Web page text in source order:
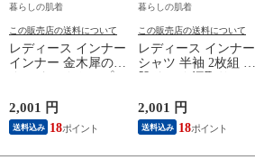
暮らしの肌着
この販売店の送料について
レディース インナー
インナー 金木犀のめ
っとり 保湿 ストレ
ッチ ボタニカル タ
ンクトップ 秋冬 お
2,001 円
送料込み 18
暮らしの肌着
この販売店の送料について
レディース インナー
シャツ 半袖 2枚組 素
り インナーシャツ
パッド付き 春夏 汗
染み 防止 汗 対策 綿
2,001 円
送料込み 18